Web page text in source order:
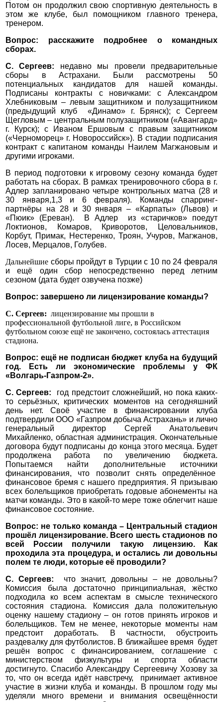
Потом он продолжил свою спортивную деятельность в
этом же клубе, был помощником главного тренера,
тренером.
Вопрос: расскажите подробнее о командных
сборах.
С. Сергеев: недавно мы провели предварительные
сборы в Астрахани. Были рассмотрены 50
потенциальных кандидатов для нашей команды.
Подписаны контракты с новичками: с Александром
Хлебниковым – левым защитником и полузащитником
(предыдущий клуб «Динамо» г. Брянск); с Сергеем
Щегловым – центральным полузащитником («Авангард»
г. Курск); с Иваном Ершовым с правым защитником
(«Черноморец» г. Новороссийск»). В стадии подписания
контракт с капитаном команды Наилем Магжановым и
другими игроками.
В период подготовки к игровому сезону команда будет
работать на сборах. В рамках тренировочного сбора в г.
Адлер запланировано четыре контрольных матча (28 и
30 января,1,3 и 6 февраля). Команды спарринг-
партнёры на 28 и 30 января – «Карпаты» (Львов) и
«Пюик» (Ереван). В Адлер из «старичков» поедут
Локтионов, Комаров, Криворотов, Целовальников,
Корбут, Примак, Нестеренко, Троян, Учуров, Магжанов,
Лосев, Мерцалов, Голубев.
Дальнейшие сборы пройдут в Турции с 10 по 24 февраля
и ещё один сбор непосредственно перед летним
сезоном (дата будет озвучена позже)
Вопрос: завершено ли лицензирование команды?
С. Сергеев: лицензирование мы прошли в
профессиональной футбольной лиге, в Российском
футбольном союзе ещё не закончено, состоялась аттестация
стадиона.
Вопрос: ещё не подписан бюджет клуба на будущий
год. Есть ли экономические проблемы у ФК
«Волгарь-Газпром-2».
С. Сергеев: год предстоит сложнейший, но пока каких-
то серьёзных, критических моментов на сегодняшний
день нет. Своё участие в финансировании клуба
подтвердили ООО «Газпром добыча Астрахань» и лично
генеральный директор Сергей Анатольевич
Михайленко, областная администрация. Окончательные
договора будут подписаны до конца этого месяца. Будет
продолжена работа по увеличению бюджета.
Попытаемся найти дополнительные источники
финансирования, что позволит снять определённое
финансовое бремя с нашего предприятия. Я призываю
всех болельщиков приобретать годовые абонементы на
матчи команды. Это в какой-то мере тоже облегчит наше
финансовое состояние.
Вопрос: не только команда – Центральный стадион
прошёл лицензирование. Всего шесть стадионов по
всей России получили такую лицензию. Как
проходила эта процедура, и остались ли довольны
полем те люди, которые её проводили?
С. Сергеев: что значит, довольны – не довольны?
Комиссия была достаточно принципиальная, жёстко
подходила ко всем аспектам в смысле технического
состояния стадиона. Комиссия дала положительную
оценку нашему стадиону – он готов принять игроков и
болельщиков. Тем не менее, некоторые моменты нам
предстоит доработать. В частности, обустроить
раздевалку для футболистов. В ближайшее время будет
решён вопрос с финансированием, соглашение с
министерством физкультуры и спорта области
достигнуто. Спасибо Александру Сергеевичу Хозову за
то, что он всегда идёт навстречу, принимает активное
участие в жизни клуба и команды. В прошлом году мы
уделяли много времени и внимания освещённости